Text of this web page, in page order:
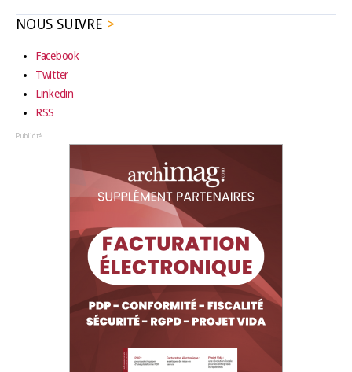
NOUS SUIVRE
Facebook
Twitter
Linkedin
RSS
Publicité